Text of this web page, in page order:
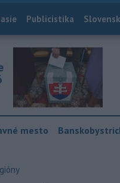
Publicistika
mesto